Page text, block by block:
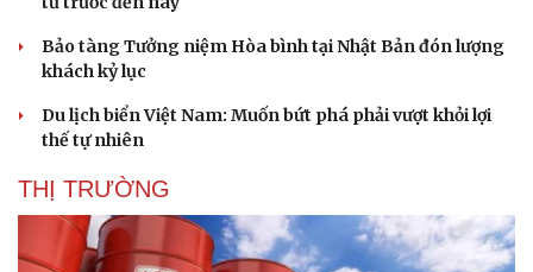
Bảo tàng Tưởng niệm Hòa bình tại Nhật Bản đón lượng
khách kỷ lục
Du lịch biển Việt Nam: Muốn bứt phá phải vượt khỏi lợi
thế tự nhiên
THỊ TRƯỜNG